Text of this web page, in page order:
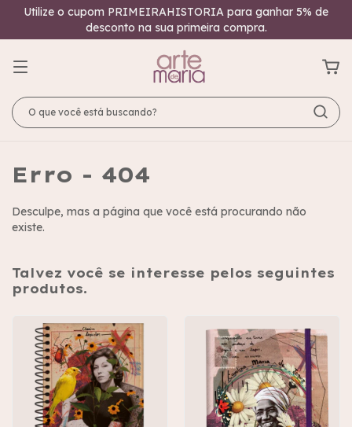
Utilize o cupom PRIMEIRAHISTORIA para ganhar 5% de
desconto na sua primeira compra.
Erro - 404
Desculpe, mas a página que você está procurando não
existe.
Talvez você se interesse pelos seguintes
produtos.